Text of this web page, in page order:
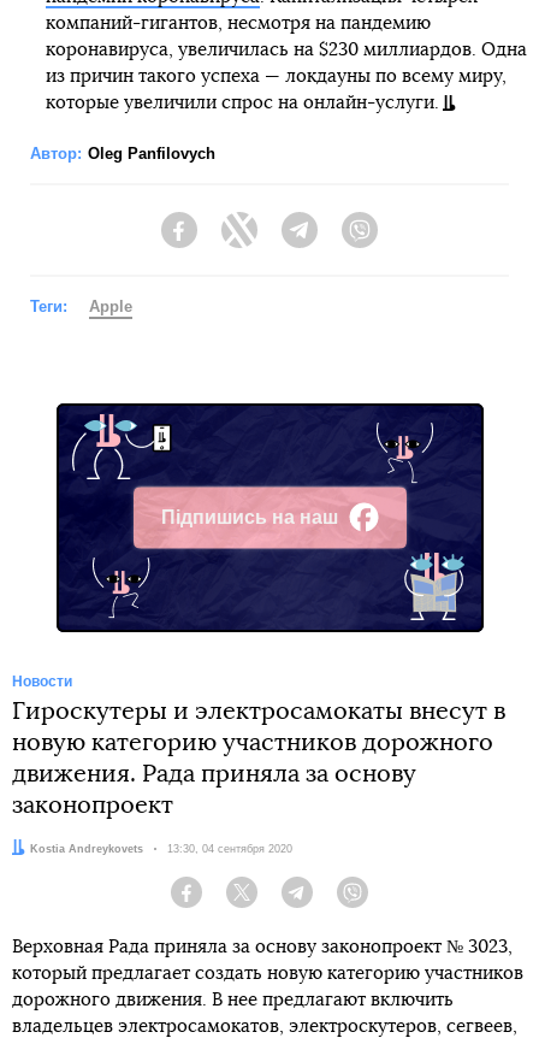
компаний-гигантов, несмотря на пандемию
коронавируса, увеличилась на $230 миллиардов. Одна
из причин такого успеха — локдауны по всему миру,
которые увеличили спрос на онлайн-услуги.
Автор: Oleg Panfilovych
FacebookTwitter Telegram
Теги: Apple
Підпишись на наш
Facebook
Новости
Гироскутеры и электросамокаты внесут в
новую категорию участников дорожного
движения. Рада приняла за основу
законопроект
Автор:Kostia Andreykovets Дата:
13:30, 04 сентября 2020
Facebook Twitter Telegram
Верховная Рада приняла за основу законопроект № 3023,
который предлагает создать новую категорию участников
дорожного движения. В нее предлагают включить
владельцев электросамокатов, электроскутеров, сегвеев,